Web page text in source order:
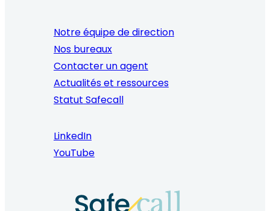
Notre équipe de direction
Nos bureaux
Contacter un agent
Actualités et ressources
Statut Safecall
LinkedIn
YouTube